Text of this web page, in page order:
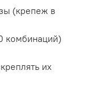
(крепеж в
комбинаций)
их